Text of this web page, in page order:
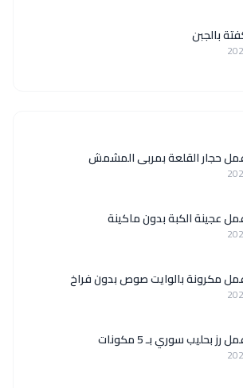
بالجبن
حجار القلعة بمربى المشمش
عجينة الكبة بدون ماكينة
مكرونة بالوايت صوص بدون فراخ
بحليب سوري بـ 5 مكونات